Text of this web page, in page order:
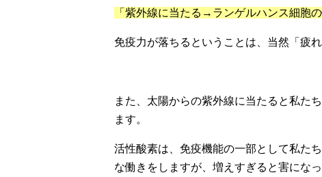
「紫外線に当たる → ランゲルハンス細胞
免疫力が落ちるということは、当然「疲
また、太陽からの紫外線に当たると私た
ます。
活性酸素は、免疫機能の一部として私た
な働きをしますが、増えすぎると害になっ